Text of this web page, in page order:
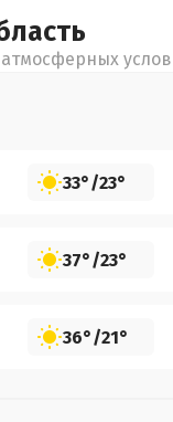
33°/23°
37°/23°
36°/21°